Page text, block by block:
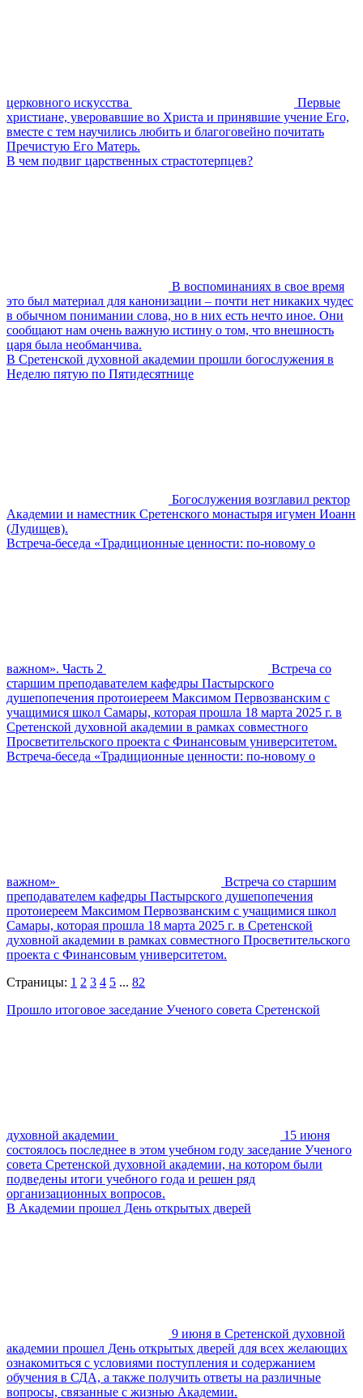
церковного искусства
Первые
христиане, уверовавшие во Христа и принявшие учение Его,
вместе с тем научились любить и благоговейно почитать
Пречистую Его Матерь.
В чем подвиг царственных страстотерпцев?
В воспоминаниях в свое время
это был материал для канонизации – почти нет никаких чудес
в обычном понимании слова, но в них есть нечто иное. Они
сообщают нам очень важную истину о том, что внешность
царя была необманчива.
В Сретенской духовной академии прошли богослужения в
Неделю пятую по Пятидесятнице
Богослужения возглавил ректор
Академии и наместник Сретенского монастыря игумен Иоанн
(Лудищев).
Встреча-беседа «Традиционные ценности: по-новому о
важном». Часть 2
Встреча со
старшим преподавателем кафедры Пастырского
душепопечения протоиереем Максимом Первозванским с
учащимися школ Самары, которая прошла 18 марта 2025 г. в
Сретенской духовной академии в рамках совместного
Просветительского проекта с Финансовым университетом.
Встреча-беседа «Традиционные ценности: по-новому о
важном»
Встреча со старшим
преподавателем кафедры Пастырского душепопечения
протоиереем Максимом Первозванским с учащимися школ
Самары, которая прошла 18 марта 2025 г. в Сретенской
духовной академии в рамках совместного Просветительского
проекта с Финансовым университетом.
Страницы: 1 2 3 4 5 ... 82
Прошло итоговое заседание Ученого совета Сретенской
духовной академии
15 июня
состоялось последнее в этом учебном году заседание Ученого
совета Сретенской духовной академии, на котором были
подведены итоги учебного года и решен ряд
организационных вопросов.
В Академии прошел День открытых дверей
9 июня в Сретенской духовной
академии прошел День открытых дверей для всех желающих
ознакомиться с условиями поступления и содержанием
обучения в СДА, а также получить ответы на различные
вопросы, связанные с жизнью Академии.